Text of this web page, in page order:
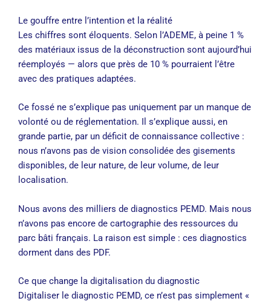
Le gouffre entre l’intention et la réalité
Les chiffres sont éloquents. Selon l’ADEME, à peine 1 %
des matériaux issus de la déconstruction sont aujourd’hui
réemployés — alors que près de 10 % pourraient l’être
avec des pratiques adaptées.
Ce fossé ne s’explique pas uniquement par un manque de
volonté ou de réglementation. Il s’explique aussi, en
grande partie, par un déficit de connaissance collective :
nous n’avons pas de vision consolidée des gisements
disponibles, de leur nature, de leur volume, de leur
localisation.
Nous avons des milliers de diagnostics PEMD. Mais nous
n’avons pas encore de cartographie des ressources du
parc bâti français. La raison est simple : ces diagnostics
dorment dans des PDF.
Ce que change la digitalisation du diagnostic
Digitaliser le diagnostic PEMD, ce n’est pas simplement «